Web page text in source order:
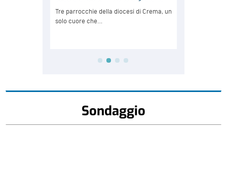
Sondaggio